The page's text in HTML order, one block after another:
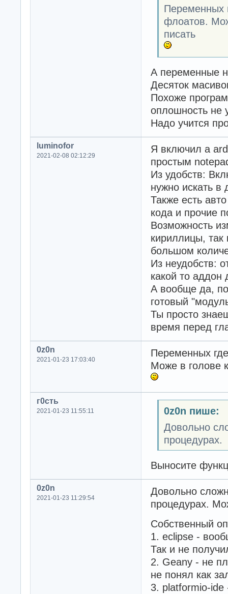
Переменных
флоатов.
писать
А переменные
Десяток
Похоже
оплошность не
Надо учится
luminofor
2021-02-08 02:12:29
Я включил а
простым
Из удобств:
нужно искать в
Также есть
кода и прочие
Возможность
кириллицы, так
большом
Из неудобств:
какой то аддон
А вообще да,
готовый
Ты просто
время перед
0z0n
2021-01-23 17:03:40
Переменных
Може в голове
г0сть
2021-01-23 11:55:11
0z0n пише:
Довольно
процедурах.
Выносите
0z0n
2021-01-23 11:29:54
Довольно
процедурах.
Собственный
1. eclipse -
Так и не
2. Geany - не
не понял как
3. platformio-ide